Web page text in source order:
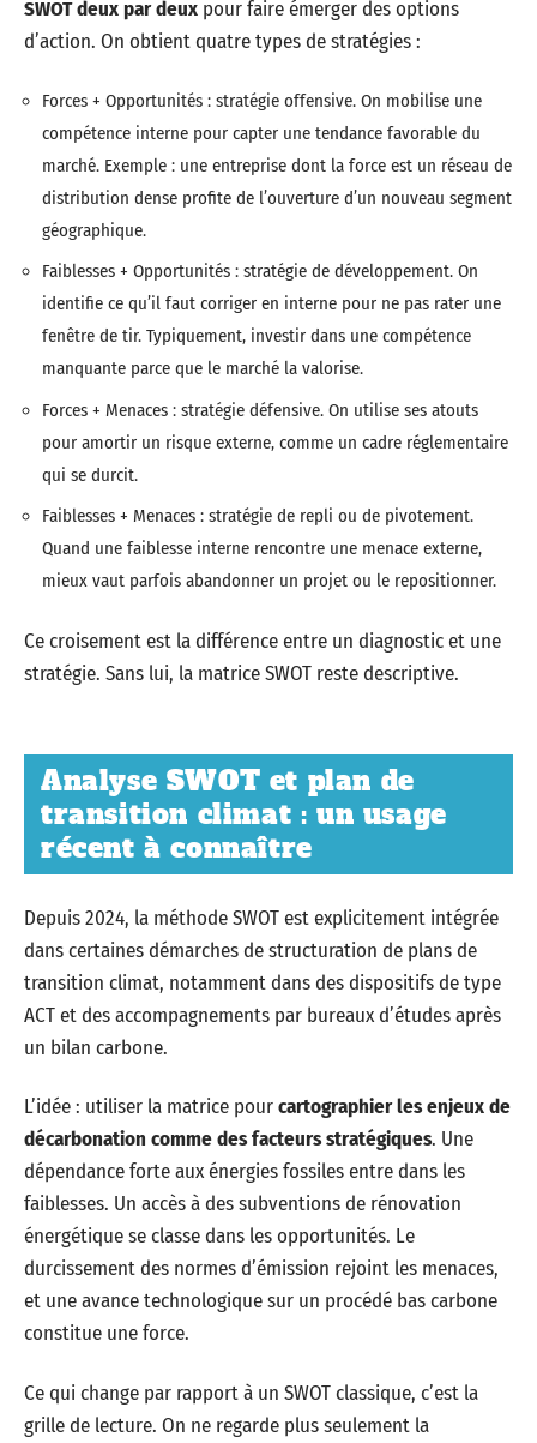
SWOT deux par deux pour faire émerger des options
d’action. On obtient quatre types de stratégies :
Forces + Opportunités : stratégie offensive. On mobilise une
compétence interne pour capter une tendance favorable du
marché. Exemple : une entreprise dont la force est un réseau de
distribution dense profite de l’ouverture d’un nouveau segment
géographique.
Faiblesses + Opportunités : stratégie de développement. On
identifie ce qu’il faut corriger en interne pour ne pas rater une
fenêtre de tir. Typiquement, investir dans une compétence
manquante parce que le marché la valorise.
Forces + Menaces : stratégie défensive. On utilise ses atouts
pour amortir un risque externe, comme un cadre réglementaire
qui se durcit.
Faiblesses + Menaces : stratégie de repli ou de pivotement.
Quand une faiblesse interne rencontre une menace externe,
mieux vaut parfois abandonner un projet ou le repositionner.
Ce croisement est la différence entre un diagnostic et une
stratégie. Sans lui, la matrice SWOT reste descriptive.
Analyse SWOT et plan de
transition climat : un usage
récent à connaître
Depuis 2024, la méthode SWOT est explicitement intégrée
dans certaines démarches de structuration de plans de
transition climat, notamment dans des dispositifs de type
ACT et des accompagnements par bureaux d’études après
un bilan carbone.
L’idée : utiliser la matrice pourcartographier les enjeux de
décarbonation comme des facteurs stratégiques. Une
dépendance forte aux énergies fossiles entre dans les
faiblesses. Un accès à des subventions de rénovation
énergétique se classe dans les opportunités. Le
durcissement des normes d’émission rejoint les menaces,
et une avance technologique sur un procédé bas carbone
constitue une force.
Ce qui change par rapport à un SWOT classique, c’est la
grille de lecture. On ne regarde plus seulement la